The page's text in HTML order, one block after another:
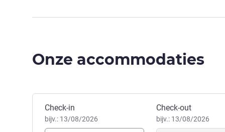
welkom in hun hotel gelegen
Onze accommodaties
Boek dit hotel
Check-in
bijv.: 13/08/2026
Check-out
bijv.: 13/08/2026